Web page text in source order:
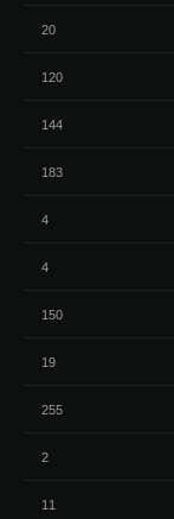
20
120
144
183
4
4
150
19
255
2
11